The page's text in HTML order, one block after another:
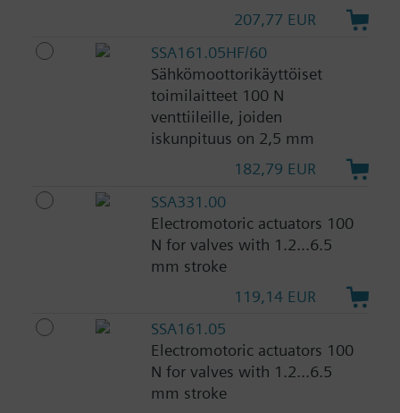
207,77 EUR
SSA161.05HF/60
Sähkömoottorikäyttöiset
toimilaitteet 100 N
venttiileille, joiden
iskunpituus on 2,5 mm
182,79 EUR
SSA331.00
Electromotoric actuators 100
N for valves with 1.2...6.5
mm stroke
119,14 EUR
SSA161.05
Electromotoric actuators 100
N for valves with 1.2...6.5
mm stroke